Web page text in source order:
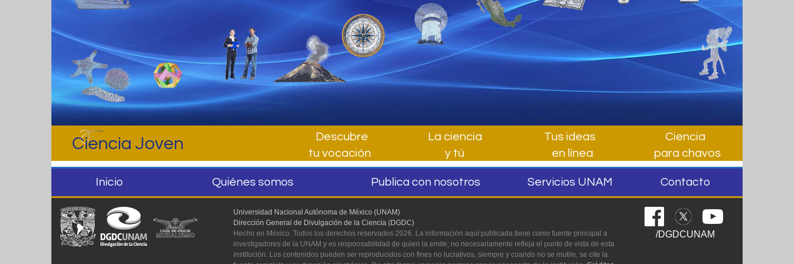
Ciencia Joven
Descubre
tu vocación
La ciencia
y tú
Tus ideas
en línea
Ciencia
para chavos
Inicio Quiénes somos Publica con nosotros Servicios UNAM Contacto
Universidad Nacional Autónoma de México (UNAM)
Dirección General de Divulgación de la Ciencia (DGDC)
Hecho en México. Todos los derechos reservados 2026. La información aquí publicada tiene como fuente principal a
investigadores de la UNAM y es responsabilidad de quien la emite; no necesariamente refleja el punto de vista de esta
institución. Los contenidos pueden ser reproducidos con fines no lucrativos, siempre y cuando no se mutile, se cite la
/DGDCUNAM